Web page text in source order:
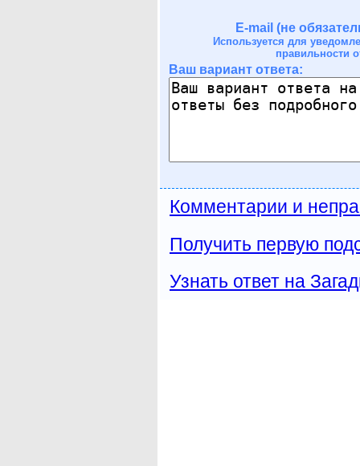
E-mail (не
Используется для
правильности
Ваш вариант ответа:
Комментарии и
Получить первую
Узнать ответ на